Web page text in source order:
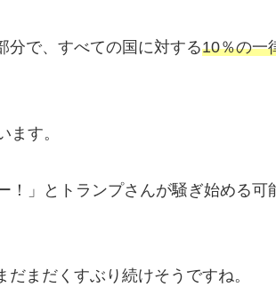
分で、すべての国に対する10％の一
ます。
！」とトランプさんが騒ぎ始める可
まだくすぶり続けそうですね。